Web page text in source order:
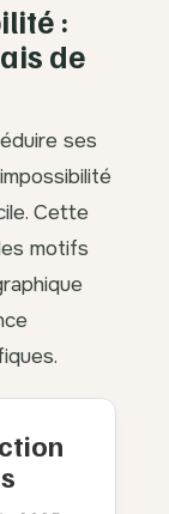
:
de
ses
Cette
motifs